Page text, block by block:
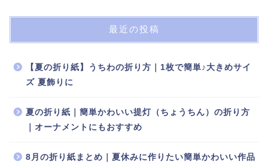
最近の投稿
【夏の折り紙】うちわの折り方｜1枚で簡単♪大きめサイ
ズ 夏飾りに
夏の折り紙｜簡単かわいい提灯（ちょうちん）の折り方
｜オーナメントにもおすすめ
8月の折り紙まとめ｜夏休みに作りたい簡単かわいい作品